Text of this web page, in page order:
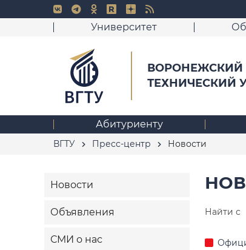
Университет
ВОРОНЕЖСКИЙ
ТЕХНИЧЕСКИЙ
Абитуриенту
ВГТУ Пресс-центр Новости
Новости
Объявления
СМИ о нас
Найти с